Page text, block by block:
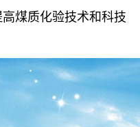
煤质化验技术和科技